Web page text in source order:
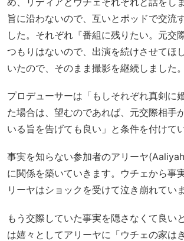
旨に沿わないので、互いとポッドで交流
した。それぞれ『番組に残りたい。元交
つもりはないので、出演を続けさせてほ
いたので、そのまま撮影を継続しました。
プロデューサーは「もしそれぞれ真剣に
た場合は、望むのであれば、元交際相手
いる旨を告げても良い」と条件を付けて
事実を知らない参加者のアリーヤ
に関係を築いていきます。ウチェから事
リーヤはショックを受けて泣き崩れていま
もう交際していた事実を隠さなくて良い
は嬉々としてアリーヤに「ウチェの家は